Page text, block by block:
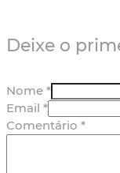
Deixe o
Nome *
Email *
Comentário *